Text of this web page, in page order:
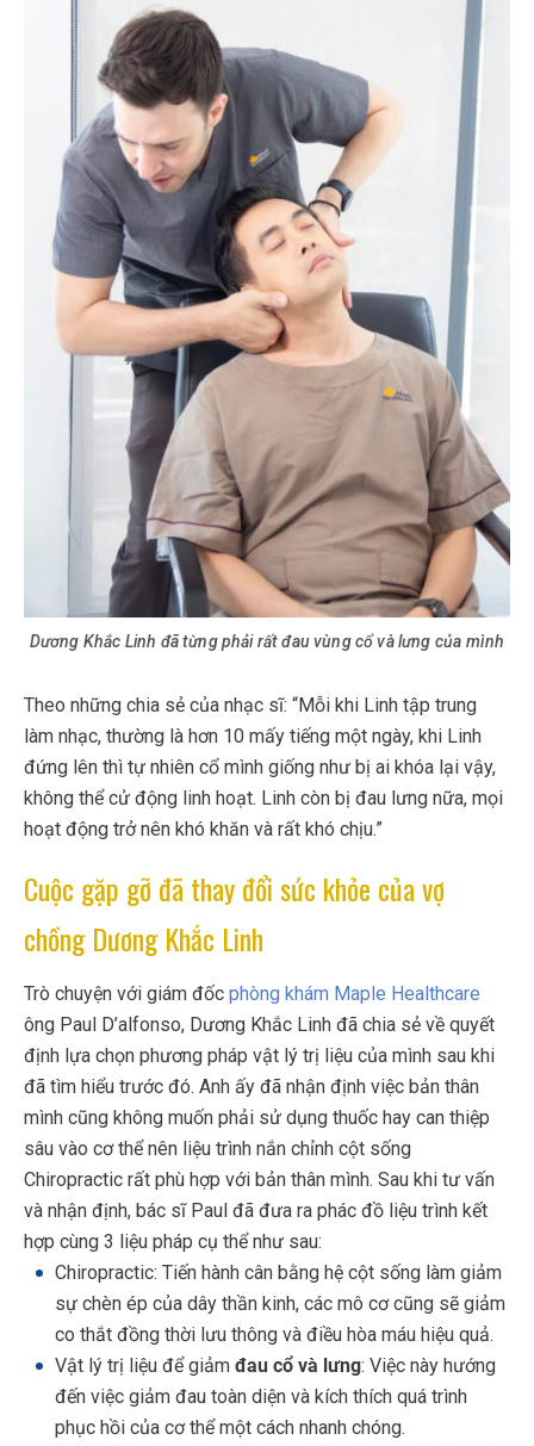
Dương Khắc Linh đã từng phải rất đau vùng cổ và lưng của mình
Theo những chia sẻ của nhạc sĩ: “Mỗi khi Linh tập trung
làm nhạc, thường là hơn 10 mấy tiếng một ngày, khi Linh
đứng lên thì tự nhiên cổ mình giống như bị ai khóa lại vậy,
không thể cử động linh hoạt. Linh còn bị đau lưng nữa, mọi
hoạt động trở nên khó khăn và rất khó chịu.”
Cuộc gặp gỡ đã thay đổi sức khỏe của vợ
chồng Dương Khắc Linh
Trò chuyện với giám đốc phòng khám Maple Healthcare
ông Paul D’alfonso, Dương Khắc Linh đã chia sẻ về quyết
định lựa chọn phương pháp vật lý trị liệu của mình sau khi
đã tìm hiểu trước đó. Anh ấy đã nhận định việc bản thân
mình cũng không muốn phải sử dụng thuốc hay can thiệp
sâu vào cơ thể nên liệu trình nắn chỉnh cột sống
Chiropractic rất phù hợp với bản thân mình. Sau khi tư vấn
và nhận định, bác sĩ Paul đã đưa ra phác đồ liệu trình kết
hợp cùng 3 liệu pháp cụ thể như sau:
Chiropractic: Tiến hành cân bằng hệ cột sống làm giảm
sự chèn ép của dây thần kinh, các mô cơ cũng sẽ giảm
co thắt đồng thời lưu thông và điều hòa máu hiệu quả.
Vật lý trị liệu để giảm đau cổ và lưng: Việc này hướng
đến việc giảm đau toàn diện và kích thích quá trình
phục hồi của cơ thể một cách nhanh chóng.